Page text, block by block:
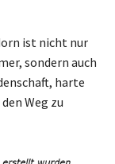
ist nicht nur
sondern auch
harte
Weg zu